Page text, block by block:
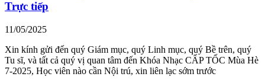
Trực tiếp
11/05/2025
Xin kính gửi đến quý Giám mục, quý Linh mục, quý Bề trên, quý
Tu sĩ, và tất cả quý vị quan tâm đến Khóa Nhạc CẤP TỐC Mùa Hè
7-2025, Học viên nào cần Nội trú, xin liên lạc sớm trước